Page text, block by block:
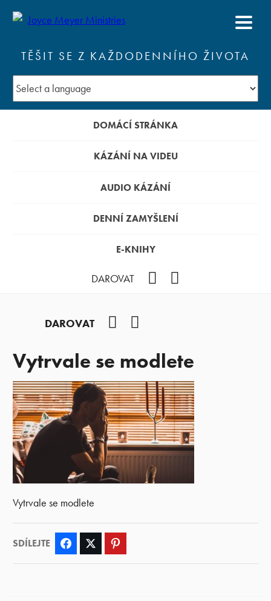
TĚŠIT SE Z KAŽDODENNÍHO ŽIVOTA
DOMÁCÍ STRÁNKA
KÁZÁNÍ NA VIDEU
AUDIO KÁZÁNÍ
DENNÍ ZAMYŠLENÍ
E-KNIHY
DAROVAT
DAROVAT
Vytrvale se modlete
Vytrvale se modlete
SDÍLEJTE Facebook Twitter